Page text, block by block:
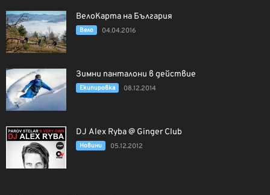
ВелоКарта на България
Вело 04.04.2016
Зимни панталони в действие
Екипировка 08.12.2014
DJ Alex Ryba @ Ginger Club
Новини 05.12.2012